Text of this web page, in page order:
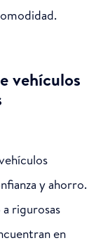
vehículos
y ahorro.
rigurosas
en